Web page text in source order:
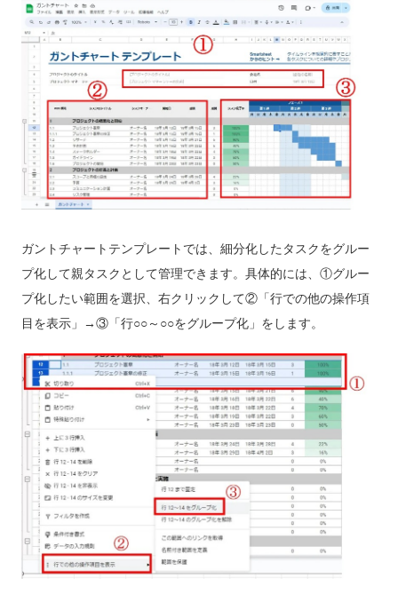
ガントチャートテンプレートでは、細分化したタスクをグルー
プ化して親タスクとして管理できます。具体的には、①グルー
プ化したい範囲を選択、右クリックして②「行での他の操作項
目を表示」→③「行○○～○○をグループ化」をします。